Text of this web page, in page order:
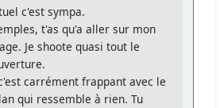
c'est sympa.
t'as qu'a aller sur mon
Je shoote quasi tout le
carrément frappant avec le
qui ressemble à rien. Tu